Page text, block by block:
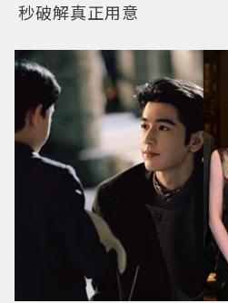
秒破解真正用意